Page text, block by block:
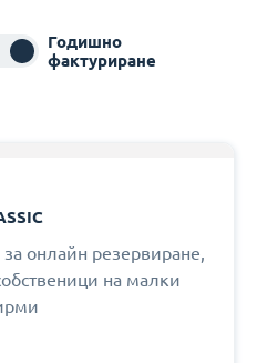
Годишно
фактуриране
онлайн резервиране,
на малки